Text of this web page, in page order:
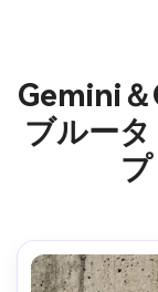
Gemini
ブルー